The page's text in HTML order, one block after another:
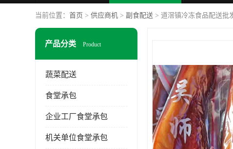
当前位置： 首页 > 供应商机 > 副食配送 > 道滘镇冷冻食品配送批
产品分类 Product
蔬菜配送
食堂承包
企业工厂食堂承包
机关单位食堂承包